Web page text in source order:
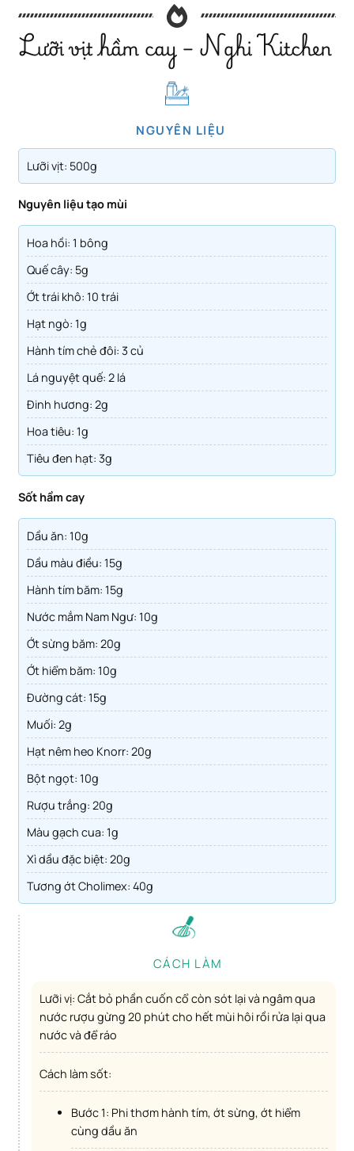
Lưỡi vịt hầm cay – Nghi Kitchen
NGUYÊN LIỆU
Lưỡi vịt: 500g
Nguyên liệu tạo mùi
Hoa hồi: 1 bông
Quế cây: 5g
Ớt trái khô: 10 trái
Hạt ngò: 1g
Hành tím chẻ đôi: 3 củ
Lá nguyệt quế: 2 lá
Đinh hương: 2g
Hoa tiêu: 1g
Tiêu đen hạt: 3g
Sốt hầm cay
Dầu ăn: 10g
Dầu màu điều: 15g
Hành tím băm: 15g
Nước mắm Nam Ngư: 10g
Ớt sừng băm: 20g
Ớt hiểm băm: 10g
Đường cát: 15g
Muối: 2g
Hạt nêm heo Knorr: 20g
Bột ngọt: 10g
Rượu trắng: 20g
Màu gạch cua: 1g
Xì dầu đặc biệt: 20g
Tương ớt Cholimex: 40g
CÁCH LÀM
Lưỡi vị: Cắt bỏ phần cuốn cổ còn sót lại và ngâm qua
nước rượu gừng 20 phút cho hết mùi hôi rồi rửa lại qua
nước và để ráo
Cách làm sốt:
Bước 1: Phi thơm hành tím, ớt sừng, ớt hiểm
cùng dầu ăn